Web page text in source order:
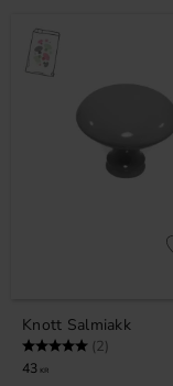
Knott Salmiakk
Karakter: (2)
43 KR